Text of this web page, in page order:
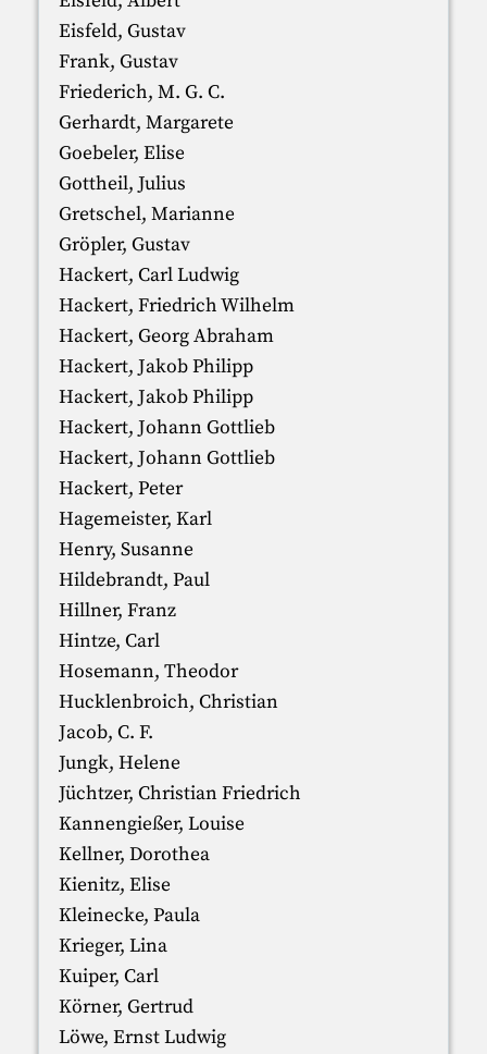
Eisfeld, Gustav
Frank, Gustav
Friederich, M. G. C.
Gerhardt, Margarete
Goebeler, Elise
Gottheil, Julius
Gretschel, Marianne
Gröpler, Gustav
Hackert, Carl Ludwig
Hackert, Friedrich Wilhelm
Hackert, Georg Abraham
Hackert, Jakob Philipp
Hackert, Jakob Philipp
Hackert, Johann Gottlieb
Hackert, Johann Gottlieb
Hackert, Peter
Hagemeister, Karl
Henry, Susanne
Hildebrandt, Paul
Hillner, Franz
Hintze, Carl
Hosemann, Theodor
Hucklenbroich, Christian
Jacob, C. F.
Jungk, Helene
Jüchtzer, Christian Friedrich
Kannengießer, Louise
Kellner, Dorothea
Kienitz, Elise
Kleinecke, Paula
Krieger, Lina
Kuiper, Carl
Körner, Gertrud
Löwe, Ernst Ludwig